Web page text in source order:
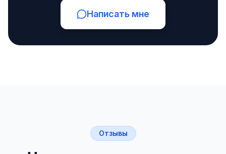
Написать мне
Отзывы